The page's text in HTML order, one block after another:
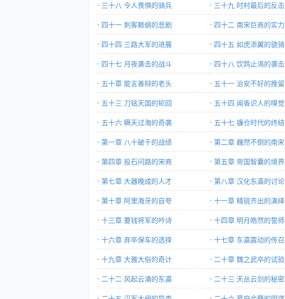
三十八 令人畏惧的骑兵
三十九 时村最后的反击
四十一 刺客赖纲的悲剧
四十二 南宋巨商的实力
四十四 三路大军的进展
四十五 如虎添翼的骁骑
四十七 月夜袭击的战斗
四十八 饮鸩止渴的袭击
五十章 能言善辩的老头
五十一 治安不好的挽留
五十三 刀铭天国的轮回
五十四 闻香识人的嗅觉
五十六 瞒天过海的奇袭
五十七 镰仓时代的终结
第一章 八十破千的战绩
第二章 巍然不倒的南宋
第四章 投石问路的宋商
第五章 帝国智囊的境界
第七章 大器晚成的人才
第八章 汉化东瀛的讨论
第十章 阿里海牙的自夸
十一章 精锐齐出的演绎
十三章 要钱将军的吟诗
十四章 明月皓然的誓师
十六章 弃卒保车的选择
十七章 东瀛震动的传召
十九章 大雅大俗的奇计
二十章 魏之武卒的试验
二十二 风起云涌的东瀛
二十三 天丛云剑的秘密